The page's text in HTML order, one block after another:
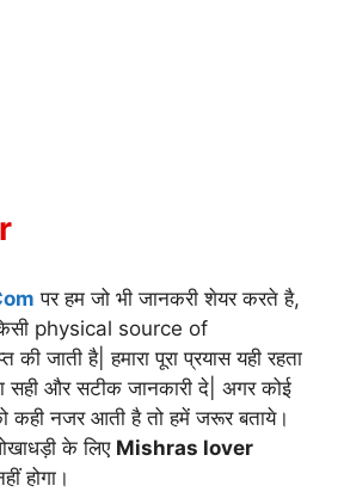
पर हम जो भी जानकरी शेयर करते है,
किसी physical source of
जाती है| हमारा पूरा प्रयास यही रहता
सही और सटीक जानकारी दे| अगर कोई
कही नजर आती है तो हमें जरूर बताये।
के लिए Mishras lover
होगा।